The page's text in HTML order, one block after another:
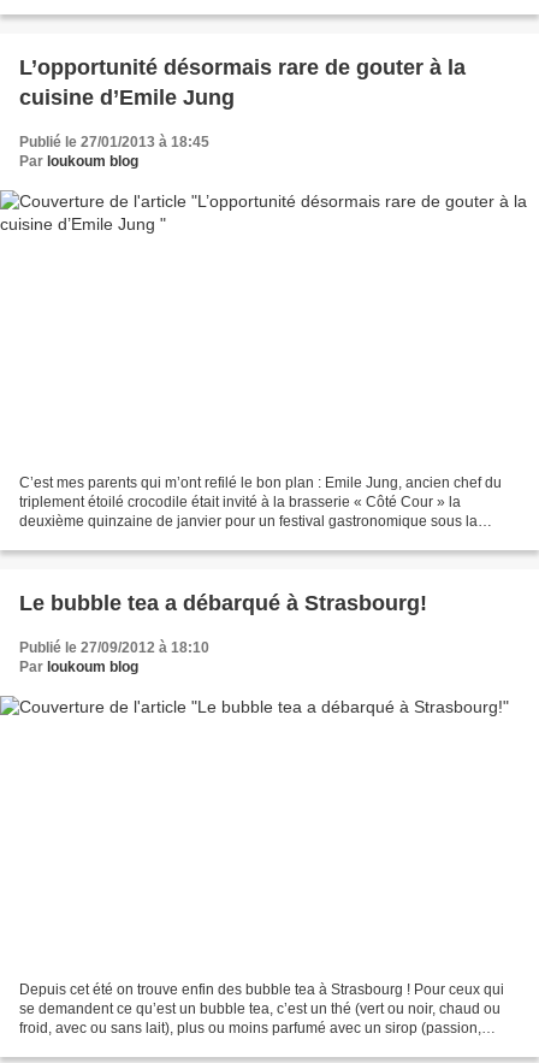
L’opportunité désormais rare de gouter à la
cuisine d’Emile Jung
Publié le 27/01/2013 à 18:45
Par loukoum blog
C’est mes parents qui m’ont refilé le bon plan : Emile Jung, ancien chef du
triplement étoilé crocodile était invité à la brasserie « Côté Cour » la
deuxième quinzaine de janvier pour un festival gastronomique sous la
Le bubble tea a débarqué à Strasbourg!
Publié le 27/09/2012 à 18:10
Par loukoum blog
Depuis cet été on trouve enfin des bubble tea à Strasbourg ! Pour ceux qui
se demandent ce qu’est un bubble tea, c’est un thé (vert ou noir, chaud ou
froid, avec ou sans lait), plus ou moins parfumé avec un sirop (passion,